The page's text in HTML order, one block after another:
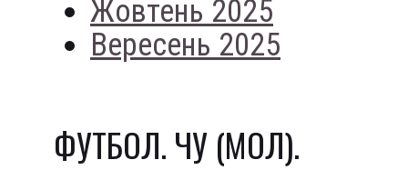
Жовтень 2025
Вересень 2025
ФУТБОЛ. ЧУ (МОЛ).